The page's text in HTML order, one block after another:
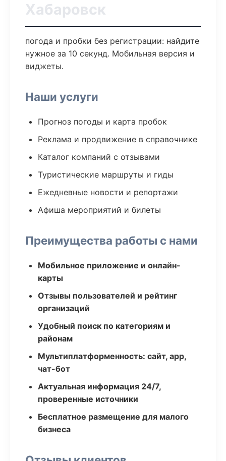
Хабаровск
погода и пробки без регистрации: найдите
нужное за 10 секунд. Мобильная версия и
виджеты.
Наши услуги
Прогноз погоды и карта пробок
Реклама и продвижение в справочнике
Каталог компаний с отзывами
Туристические маршруты и гиды
Ежедневные новости и репортажи
Афиша мероприятий и билеты
Преимущества работы с нами
Мобильное приложение и онлайн-
карты
Отзывы пользователей и рейтинг
организаций
Удобный поиск по категориям и
районам
Мультиплатформенность: сайт, app,
чат-бот
Актуальная информация 24/7,
проверенные источники
Бесплатное размещение для малого
бизнеса